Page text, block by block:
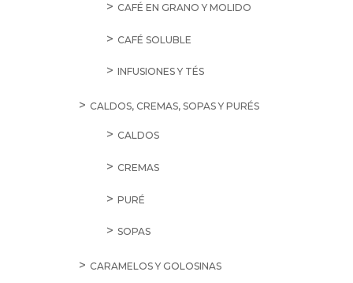
CAFÉ EN GRANO Y MOLIDO
CAFÉ SOLUBLE
INFUSIONES Y TÉS
CALDOS, CREMAS, SOPAS Y PURÉS
CALDOS
CREMAS
PURÉ
SOPAS
CARAMELOS Y GOLOSINAS